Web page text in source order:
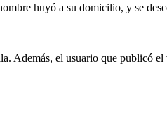
huyó a su domicilio, y se
Además, el usuario que publicó